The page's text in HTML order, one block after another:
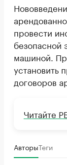
провести
безопасной
машиной.
установить
договоров
Читайте
АвторыТеги